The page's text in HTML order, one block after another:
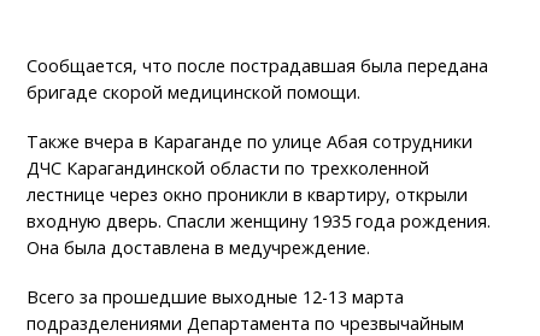
Сообщается, что после пострадавшая была передана
бригаде скорой медицинской помощи.
Также вчера в Караганде по улице Абая сотрудники
ДЧС Карагандинской области по трехколенной
лестнице через окно проникли в квартиру, открыли
входную дверь. Спасли женщину 1935 года рождения.
Она была доставлена в медучреждение.
Всего за прошедшие выходные 12-13 марта
подразделениями Департамента по чрезвычайным